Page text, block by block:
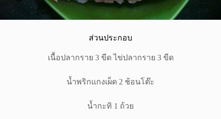
ส่วนประกอบ
เนื้อปลากราย 3 ขีด ไข่ปลากราย 3 ขีด
น้ำพริกแกงเผ็ด 2 ช้อนโต๊ะ
น้ำกะทิ 1 ถ้วย